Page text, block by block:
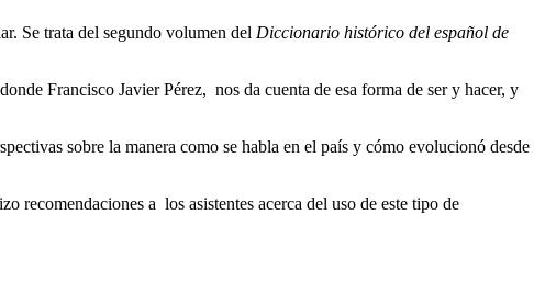
Se trata del segundo volumen del Diccionario histórico del español de
Francisco Javier Pérez, nos da cuenta de esa forma de ser y hacer, y
sobre la manera como se habla en el país y cómo evolucionó desde
recomendaciones a los asistentes acerca del uso de este tipo de